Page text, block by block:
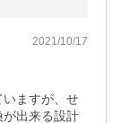
2021/10/17
ますが、せ
が出来る設計